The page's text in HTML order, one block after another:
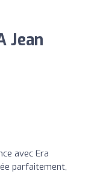
Jean
avec Era
parfaitement,